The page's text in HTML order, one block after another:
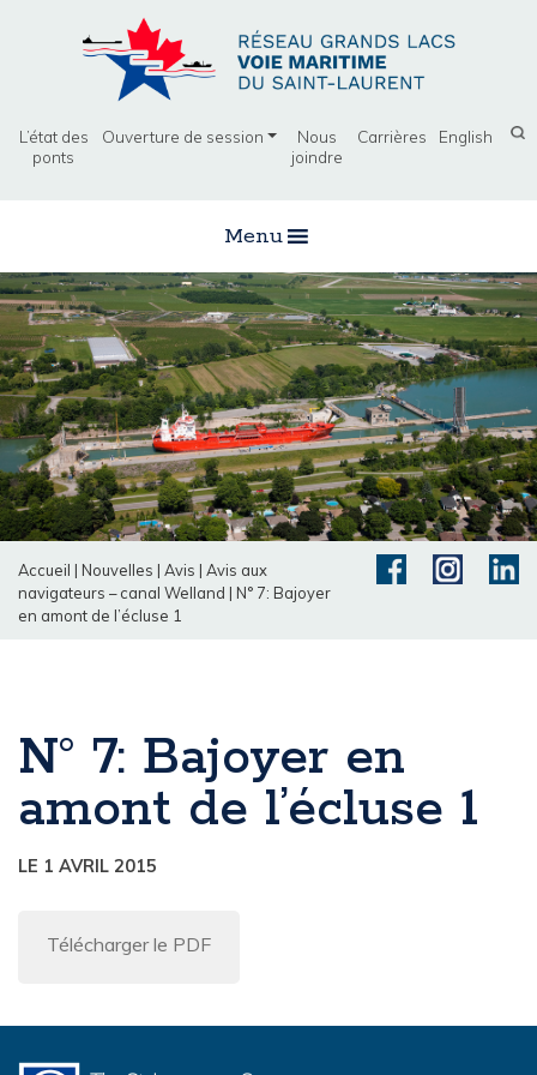
L’état des
ponts
Ouverture de session
Nous
joindre
Carrières English
Menu
Accueil | Nouvelles | Avis | Avis aux
navigateurs – canal Welland | N° 7: Bajoyer
en amont de l’écluse 1
N° 7: Bajoyer en
amont de l’écluse 1
LE 1 AVRIL 2015
Télécharger le PDF